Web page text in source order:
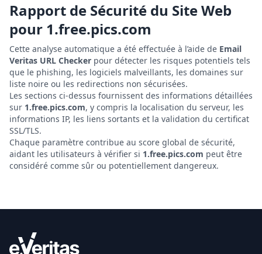
Rapport de Sécurité du Site Web
pour 1.free.pics.com
Cette analyse automatique a été effectuée à l’aide de Email
Veritas URL Checker pour détecter les risques potentiels tels
que le phishing, les logiciels malveillants, les domaines sur
liste noire ou les redirections non sécurisées.
Les sections ci-dessus fournissent des informations détaillées
sur 1.free.pics.com, y compris la localisation du serveur, les
informations IP, les liens sortants et la validation du certificat
SSL/TLS.
Chaque paramètre contribue au score global de sécurité,
aidant les utilisateurs à vérifier si 1.free.pics.com peut être
considéré comme sûr ou potentiellement dangereux.